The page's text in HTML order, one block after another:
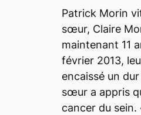
Patrick Morin
sœur, Claire
maintenant 11
février 2013,
encaissé un
sœur a appris
cancer du sein.